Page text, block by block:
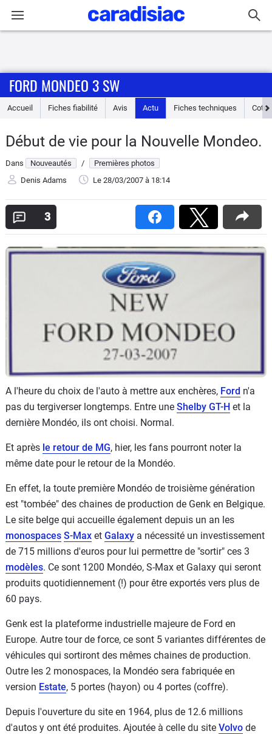
Accueil
Essais
Guide
Electriques
Utilitaires
Moto
Marques
FORD MONDEO 3 SW
Accueil Fiches fiabilité Avis Actu Fiches techniques Cote
Début de vie pour la Nouvelle Mondeo.
Dans Nouveautés /
Premières photos
Denis Adams
Le 28/03/2007 à 18:14
3
A l'heure du choix de l'auto à mettre aux enchères, Ford n'a
pas du tergiverser longtemps. Entre une Shelby GT-H et la
dernière Mondéo, ils ont choisi. Normal.
Et après le retour de MG, hier, les fans pourront noter la
même date pour le retour de la Mondéo.
En effet, la toute première Mondéo de troisième génération
est "tombée" des chaines de production de Genk en Belgique.
Le site belge qui accueille également depuis un an les
monospaces S-Max et Galaxy a nécessité un investissement
de 715 millions d'euros pour lui permettre de "sortir" ces 3
modèles. Ce sont 1200 Mondéo, S-Max et Galaxy qui seront
produits quotidiennement (!) pour être exportés vers plus de
60 pays.
Genk est la plateforme industrielle majeure de Ford en
Europe. Autre tour de force, ce sont 5 variantes différentes de
véhicules qui sortiront des mêmes chaines de production.
Outre les 2 monospaces, la Mondéo sera fabriquée en
version Estate, 5 portes (hayon) ou 4 portes (coffre).
Depuis l'ouverture du site en 1964, plus de 12.6 millions
d'autos y ont été produites. Ajoutée à celle du site Volvo de